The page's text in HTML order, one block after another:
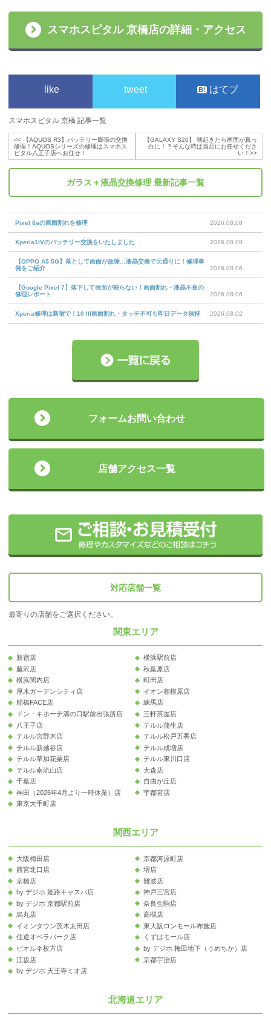
スマホスピタル 京橋店の詳細・アクセス
like tweet はてブ
スマホスピタル 京橋 記事一覧
<<
【AQUOS R3】バッテリー膨張の交換
修理！AQUOSシリーズの修理はスマホス
ピタル八王子店へお任せ！
【GALAXY S20】 朝起きたら画面が真っ
白に！？そんな時は当店にお任せくださ
い！ >>
ガラス＋液晶交換修理 最新記事一覧
Pixel 8aの画面割れを修理 2026.08.08
Xperia1IVのバッテリー交換をいたしました 2026.08.08
【OPPO A5 5G】落として画面が故障…液晶交換で元通りに！修理事
例をご紹介
2026.08.06
【Google Pixel 7】落下して画面が映らない！画面割れ・液晶不良の
修理レポート
2026.08.06
Xperia修理は新宿で！10 III画面割れ・タッチ不可も即日データ保持 2026.08.02
フォームお問い合わせ
店舗アクセス一覧
対応店舗一覧
最寄りの店舗をご選択ください。
関東エリア
新宿店
横浜駅前店
藤沢店
秋葉原店
横浜関内店
町田店
厚木ガーデンシティ店
イオン相模原店
船橋FACE店
練馬店
ドン・キホーテ溝の口駅前出張所店
三軒茶屋店
八王子店
テルル蒲生店
テルル宮野木店
テルル松戸五香店
テルル新越谷店
テルル成増店
テルル草加花栗店
テルル東川口店
テルル南流山店
大森店
千葉店
自由が丘店
神田（2026年4月より一時休業）店
宇都宮店
東京大手町店
関西エリア
大阪梅田店
京都河原町店
西宮北口店
堺店
京橋店
難波店
by デジホ 姫路キャスパ店
神戸三宮店
by デジホ 京都駅前店
奈良生駒店
烏丸店
高槻店
イオンタウン茨木太田店
東大阪ロンモール布施店
住道オペラパーク店
くずはモール店
ビオルネ枚方店
by デジホ 梅田地下（うめちか）店
江坂店
京都宇治店
by デジホ 天王寺ミオ店
北海道エリア